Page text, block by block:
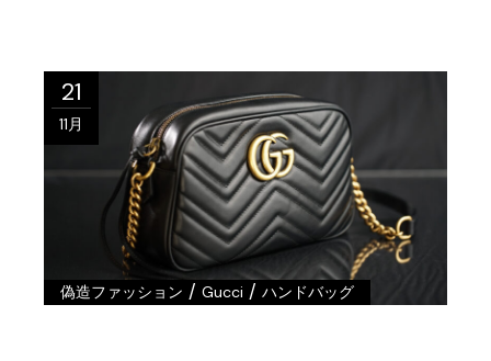
21
11月
偽造ファッション /Gucci /ハンドバッグ